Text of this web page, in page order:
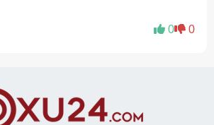
0 0